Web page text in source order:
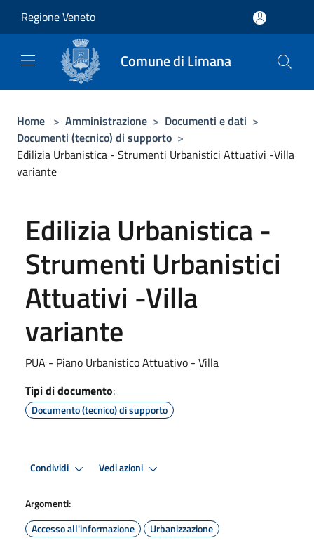
Regione Veneto
Comune di Limana
Home > Amministrazione > Documenti e dati >
Documenti (tecnico) di supporto >
Edilizia Urbanistica - Strumenti Urbanistici Attuativi -Villa
variante
Edilizia Urbanistica -
Strumenti Urbanistici
Attuativi -Villa
variante
PUA - Piano Urbanistico Attuativo - Villa
Tipi di documento:
Documento (tecnico) di supporto
Condividi Vedi azioni
Argomenti:
Accesso all'informazione
Urbanizzazione